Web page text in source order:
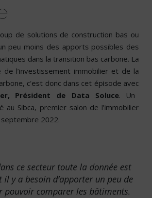
de solutions de construction bas ou
peu moins des apports possibles des
dans la transition bas carbone. La
de l’investissement immobilier et de la
c’est donc dans cet épisode avec
Président de Data Soluce. Un
au Sibca, premier salon de l’immobilier
2022.
ce secteur toute la donnée est
il y a besoin d’apporter un peu de
pouvoir comparer les bâtiments.